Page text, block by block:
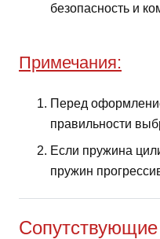
безопасность и
Примечания:
Перед
правильности
Если пружина
пружин